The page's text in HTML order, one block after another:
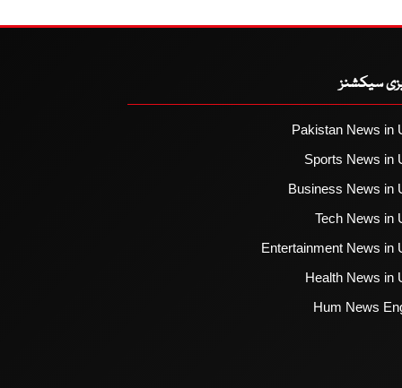
سیکشنز
Pakistan News in
Sports News in
Business News in
Tech News in
Entertainment News in
Health News in
Hum News